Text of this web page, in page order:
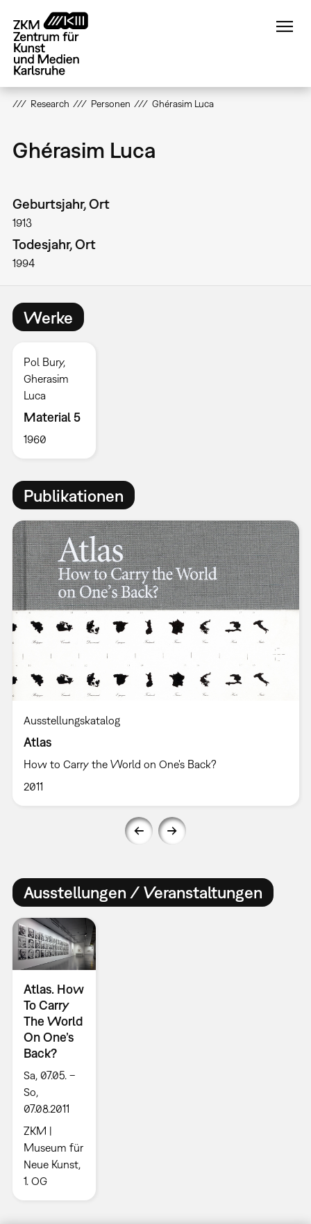
zum
Inhalt
Research Personen Ghérasim Luca
Ghérasim Luca
Geburtsjahr, Ort
1913
Todesjahr, Ort
1994
Werke
Pol Bury,
Gherasim
Luca
Material 5
1960
Publikationen
Ausstellungskatalog
Atlas
How to Carry the World on One's Back?
2011
Ausstellungen / Veranstaltungen
Atlas. How
To Carry
The World
On One’s
Back?
Sa, 07.05. –
So,
07.08.2011
ZKM |
Museum für
Neue Kunst,
1. OG